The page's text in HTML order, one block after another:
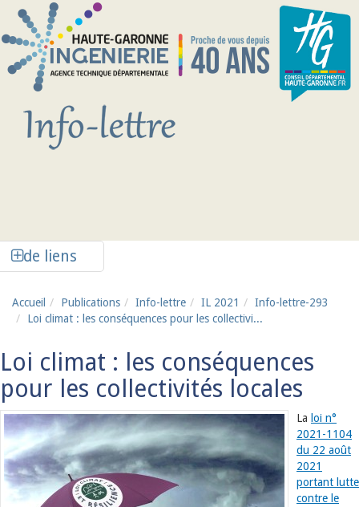
Aller au contenu principal
de liens
Accueil Publications Info-lettre IL 2021
Info-lettre-293
Loi climat : les conséquences pour les collectivi...
Loi climat : les conséquences
pour les collectivités locales
La loi n°
2021-1104
du 22 août
2021
portant lutte
contre le